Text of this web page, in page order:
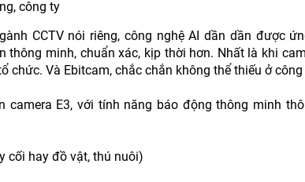
công ty
CCTV nói riêng, công nghệ AI dần dần được
minh, chuẩn xác, kịp thời hơn. Nhất là khi
Và Ebitcam, chắc chắn không thể thiếu ở công
E3, với tính năng báo động thông minh
cối hay đồ vật, thú nuôi)